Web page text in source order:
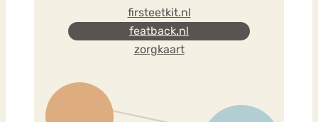
firsteetkit.nl
featback.nl
zorgkaart